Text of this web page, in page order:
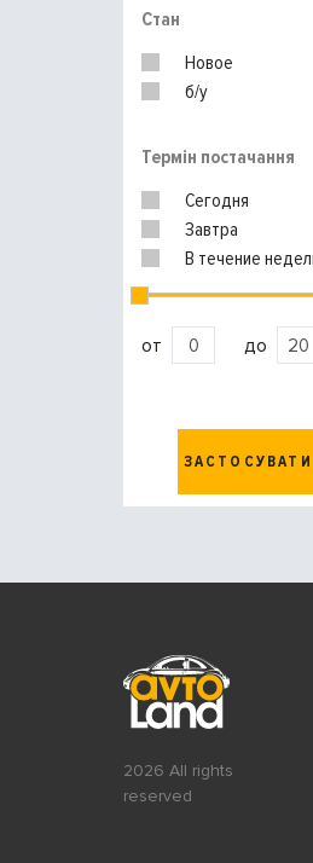
Стан
Новое
б/у
Термін постачання
Сегодня
Завтра
В течение
от до
2026 All rights
reserved